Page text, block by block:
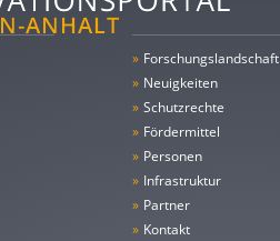
» Forschungs­landschaft
» Neuigkeiten
» Schutzrechte
» Fördermittel
» Personen
» Infrastruktur
» Partner
» Kontakt